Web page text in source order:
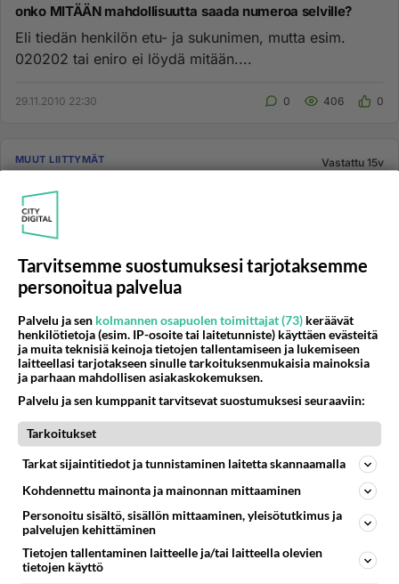
onko MITÄÄN mahdollisuutta saada numeroa selville?
Eli tiedän henkilön etu- ja sukunimen, mutta esim.
020202 tai eniro ei löydä mitään....
29.11.2010 22:30 0 406 0
MUUT LIITTYMÄT Vastattu 15v
Sain viestin englanniksi prepaid liittymään tänään. Dial
99599 instead of " " ........ Refusal "stop" to 16595.
22.11.2010 17:08 3 421
MOBIILILAITTEET Vastattu 15v
Mistähän puhelu tulee sillon...
....kun numero alkaa näin: 3130 Ei uskalla soittaa
takaisin kun ei tiedä mihin Kiinaan soittelee... :))...
18.11.2010 12:38 1 296 0
Kysyttävää liittymistä...
Onko olemassa jotain nettisivua josta voit tarkistaa
mitä operaattoria kaverisi käyttää? Olisi mukava tehdä
Tarvitsemme suostumuksesi tarjotaksemme
personoitua palvelua
Palvelu ja sen kolmannen osapuolen toimittajat (73) keräävät
henkilötietoja (esim. IP-osoite tai laitetunniste) käyttäen evästeitä
ja muita teknisiä keinoja tietojen tallentamiseen ja lukemiseen
laitteellasi tarjotakseen sinulle tarkoituksenmukaisia mainoksia
ja parhaan mahdollisen asiakaskokemuksen.
Palvelu ja sen kumppanit tarvitsevat suostumuksesi seuraaviin:
Tarkoitukset
Tarkat sijaintitiedot ja tunnistaminen laitetta skannaamalla
Kohdennettu mainonta ja mainonnan mittaaminen
Personoitu sisältö, sisällön mittaaminen, yleisötutkimus ja
palvelujen kehittäminen
Tietojen tallentaminen laitteelle ja/tai laitteella olevien
tietojen käyttö